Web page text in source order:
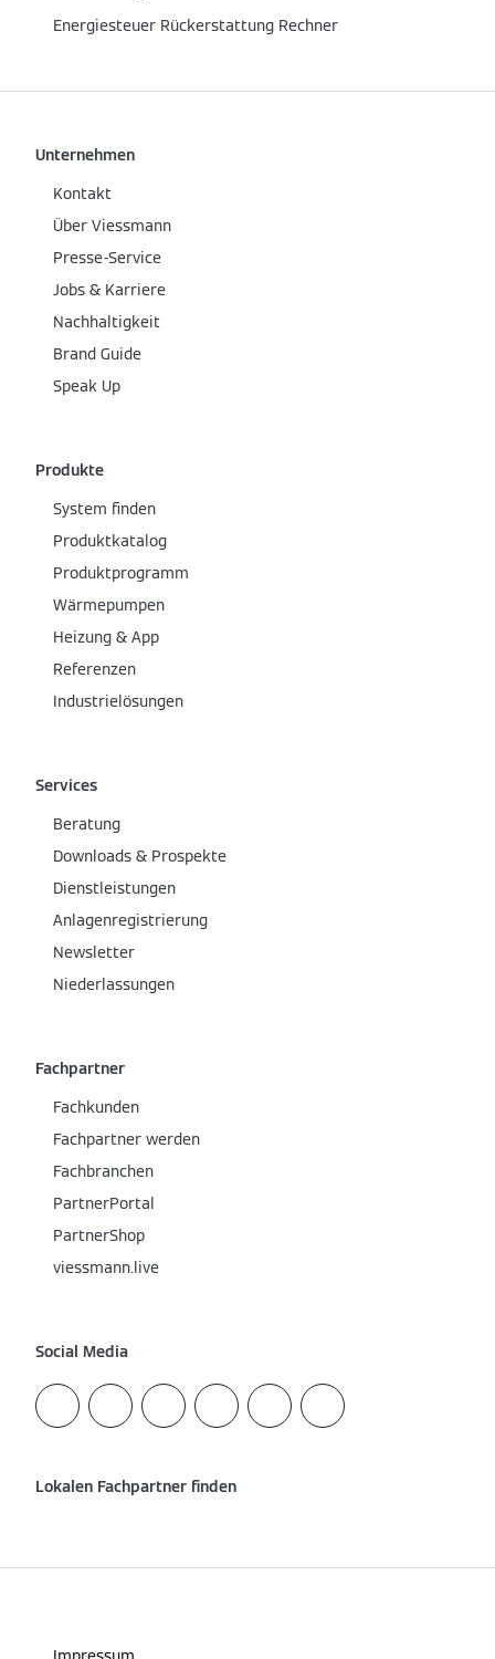
Energiesteuer Rückerstattung Rechner
Unternehmen
Kontakt
Über Viessmann
Presse-Service
Jobs & Karriere
Nachhaltigkeit
Brand Guide
Speak Up
Produkte
System finden
Produktkatalog
Produktprogramm
Wärmepumpen
Heizung & App
Referenzen
Industrielösungen
Services
Beratung
Downloads & Prospekte
Dienstleistungen
Anlagenregistrierung
Newsletter
Niederlassungen
Fachpartner
Fachkunden
Fachpartner werden
Fachbranchen
PartnerPortal
PartnerShop
viessmann.live
Social Media
Lokalen Fachpartner finden